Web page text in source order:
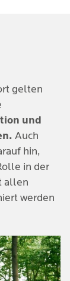
gelten
und
Auch
hin,
in der
allen
werden